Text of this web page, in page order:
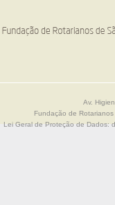
Av.
Fundação de
Lei Geral de Proteção de Dados: